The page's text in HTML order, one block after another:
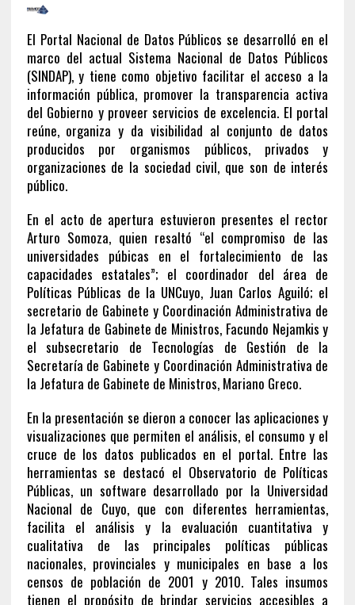
El Portal Nacional de Datos Públicos se desarrolló en el
marco del actual Sistema Nacional de Datos Públicos
(SINDAP), y tiene como objetivo facilitar el acceso a la
información pública, promover la transparencia activa
del Gobierno y proveer servicios de excelencia. El portal
reúne, organiza y da visibilidad al conjunto de datos
producidos por organismos públicos, privados y
organizaciones de la sociedad civil, que son de interés
público.
En el acto de apertura estuvieron presentes el rector
Arturo Somoza, quien resaltó “el compromiso de las
universidades púbicas en el fortalecimiento de las
capacidades estatales”; el coordinador del área de
Políticas Públicas de la UNCuyo, Juan Carlos Aguiló; el
secretario de Gabinete y Coordinación Administrativa de
la Jefatura de Gabinete de Ministros, Facundo Nejamkis y
el subsecretario de Tecnologías de Gestión de la
Secretaría de Gabinete y Coordinación Administrativa de
la Jefatura de Gabinete de Ministros, Mariano Greco.
En la presentación se dieron a conocer las aplicaciones y
visualizaciones que permiten el análisis, el consumo y el
cruce de los datos publicados en el portal. Entre las
herramientas se destacó el Observatorio de Políticas
Públicas, un software desarrollado por la Universidad
Nacional de Cuyo, que con diferentes herramientas,
facilita el análisis y la evaluación cuantitativa y
cualitativa de las principales políticas públicas
nacionales, provinciales y municipales en base a los
censos de población de 2001 y 2010. Tales insumos
tienen el propósito de brindar servicios accesibles a